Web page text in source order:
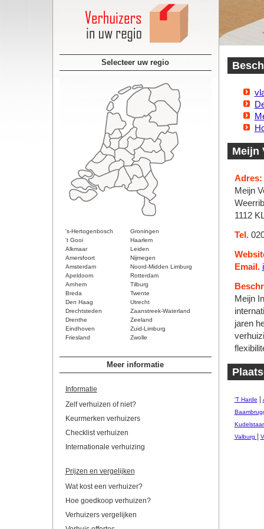
Selecteer uw regio
's-Hertogenbosch
Groningen
't Gooi
Haarlem
Alkmaar
Leiden
Amersfoort
Nijmegen
Amsterdam
Noord-Midden Limburg
Apeldoorn
Rotterdam
Arnhem
Tilburg
Breda
Twente
Den Haag
Utrecht
Drechtsteden
Zaanstreek-Waterland
Drenthe
Zeeland
Eindhoven
Zuid-Limburg
Friesland
Zwolle
Meer informatie
Informatie
Zelf verhuizen of niet?
Keurmerken verhuizers
Checklist verhuizen
Internationale verhuizing
Prijzen en vergelijken
Wat kost een verhuizer?
Hoe goedkoop verhuizen?
Verhuizers vergelijken
Meijn
Adres:
Meijn
1112
Tel.
Email.
Meijn
jaren
'T Harde
Valburg